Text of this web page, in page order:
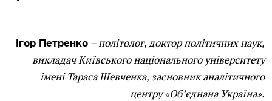
Ігор Петренко – політолог, доктор політичних наук,
викладач Київського національного університету
імені Тараса Шевченка, засновник аналітичного
центру «Об’єднана Україна».